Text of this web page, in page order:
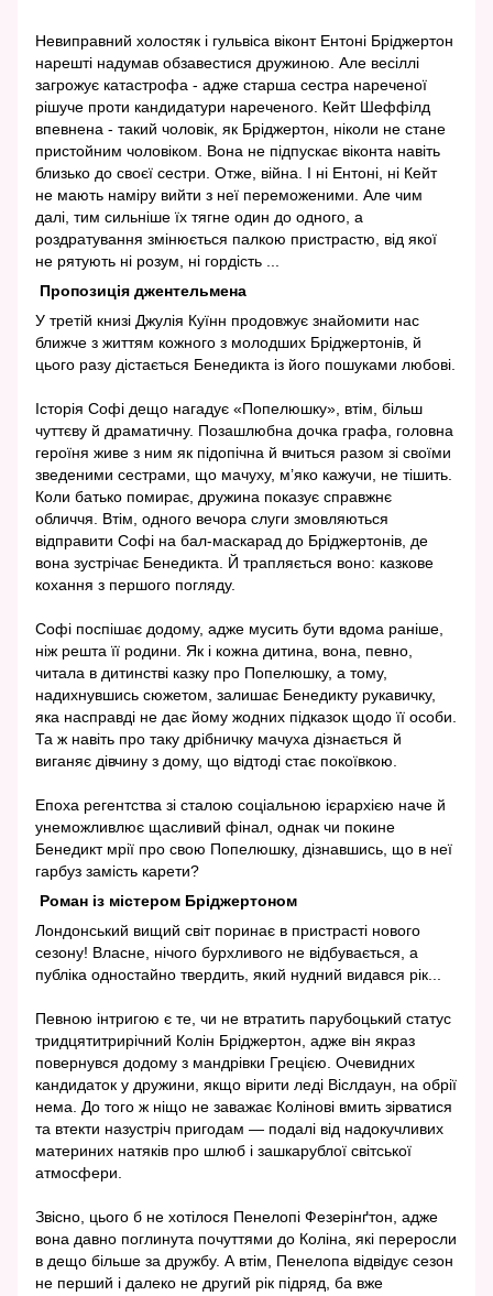
Невиправний холостяк і гульвіса віконт Ентоні Бріджертон
нарешті надумав обзавестися дружиною. Але весіллі
загрожує катастрофа - адже старша сестра нареченої
рішуче проти кандидатури нареченого. Кейт Шеффілд
впевнена - такий чоловік, як Бріджертон, ніколи не стане
пристойним чоловіком. Вона не підпускає віконта навіть
близько до своєї сестри. Отже, війна. І ні Ентоні, ні Кейт
не мають наміру вийти з неї переможеними. Але чим
далі, тим сильніше їх тягне один до одного, а
роздратування змінюється палкою пристрастю, від якої
не рятують ні розум, ні гордість ...
Пропозиція джентельмена
У третій книзі Джулія Куїнн продовжує знайомити нас
ближче з життям кожного з молодших Бріджертонів, й
цього разу дістається Бенедикта із його пошуками любові.
Історія Софі дещо нагадує «Попелюшку», втім, більш
чуттєву й драматичну. Позашлюбна дочка графа, головна
героїня живе з ним як підопічна й вчиться разом зі своїми
зведеними сестрами, що мачуху, м’яко кажучи, не тішить.
Коли батько помирає, дружина показує справжнє
обличчя. Втім, одного вечора слуги змовляються
відправити Софі на бал-маскарад до Бріджертонів, де
вона зустрічає Бенедикта. Й трапляється воно: казкове
кохання з першого погляду.
Софі поспішає додому, адже мусить бути вдома раніше,
ніж решта її родини. Як і кожна дитина, вона, певно,
читала в дитинстві казку про Попелюшку, а тому,
надихнувшись сюжетом, залишає Бенедикту рукавичку,
яка насправді не дає йому жодних підказок щодо її особи.
Та ж навіть про таку дрібничку мачуха дізнається й
виганяє дівчину з дому, що відтоді стає покоївкою.
Епоха регентства зі сталою соціальною ієрархією наче й
унеможливлює щасливий фінал, однак чи покине
Бенедикт мрії про свою Попелюшку, дізнавшись, що в неї
гарбуз замість карети?
Роман із містером Бріджертоном
Лондонський вищий світ поринає в пристрасті нового
сезону! Власне, нічого бурхливого не відбувається, а
публіка одностайно твердить, який нудний видався рік...
Певною інтригою є те, чи не втратить парубоцький статус
тридцятитрирічний Колін Бріджертон, адже він якраз
повернувся додому з мандрівки Грецією. Очевидних
кандидаток у дружини, якщо вірити леді Віслдаун, на обрії
нема. До того ж ніщо не заважає Колінові вмить зірватися
та втекти назустріч пригодам — подалі від надокучливих
материних натяків про шлюб і зашкарублої світської
атмосфери.
Звісно, цього б не хотілося Пенелопі Фезерінґтон, адже
вона давно поглинута почуттями до Коліна, які переросли
в дещо більше за дружбу. А втім, Пенелопа відвідує сезон
не перший і далеко не другий рік підряд, ба вже